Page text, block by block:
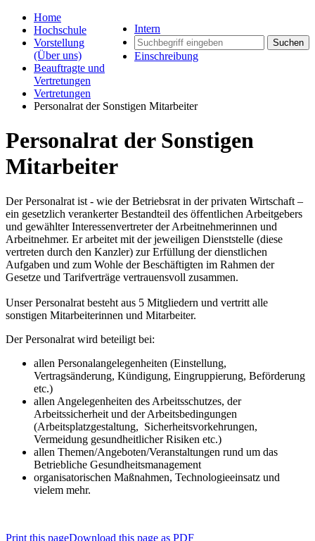
Intern
Suchen
Einschreibung
Home
Hochschule
Vorstellung
(Über uns)
Beauftragte und
Vertretungen
Vertretungen
Personalrat der Sonstigen Mitarbeiter
Personalrat der Sonstigen
Mitarbeiter
Der Personalrat ist - wie der Betriebsrat in der privaten Wirtschaft –
ein gesetzlich verankerter Bestandteil des öffentlichen Arbeitgebers
und gewählter Interessenvertreter der Arbeitnehmerinnen und
Arbeitnehmer. Er arbeitet mit der jeweiligen Dienststelle (diese
vertreten durch den Kanzler) zur Erfüllung der dienstlichen
Aufgaben und zum Wohle der Beschäftigten im Rahmen der
Gesetze und Tarifverträge vertrauensvoll zusammen.
Unser Personalrat besteht aus 5 Mitgliedern und vertritt alle
sonstigen Mitarbeiterinnen und Mitarbeiter.
Der Personalrat wird beteiligt bei:
allen Personalangelegenheiten (Einstellung,
Vertragsänderung, Kündigung, Eingruppierung, Beförderung
etc.)
allen Angelegenheiten des Arbeitsschutzes, der
Arbeitssicherheit und der Arbeitsbedingungen
(Arbeitsplatzgestaltung, Sicherheitsvorkehrungen,
Vermeidung gesundheitlicher Risiken etc.)
allen Themen/Angeboten/Veranstaltungen rund um das
Betriebliche Gesundheitsmanagement
organisatorischen Maßnahmen, Technologieeinsatz und
vielem mehr.
Print this pageDownload this page as PDF